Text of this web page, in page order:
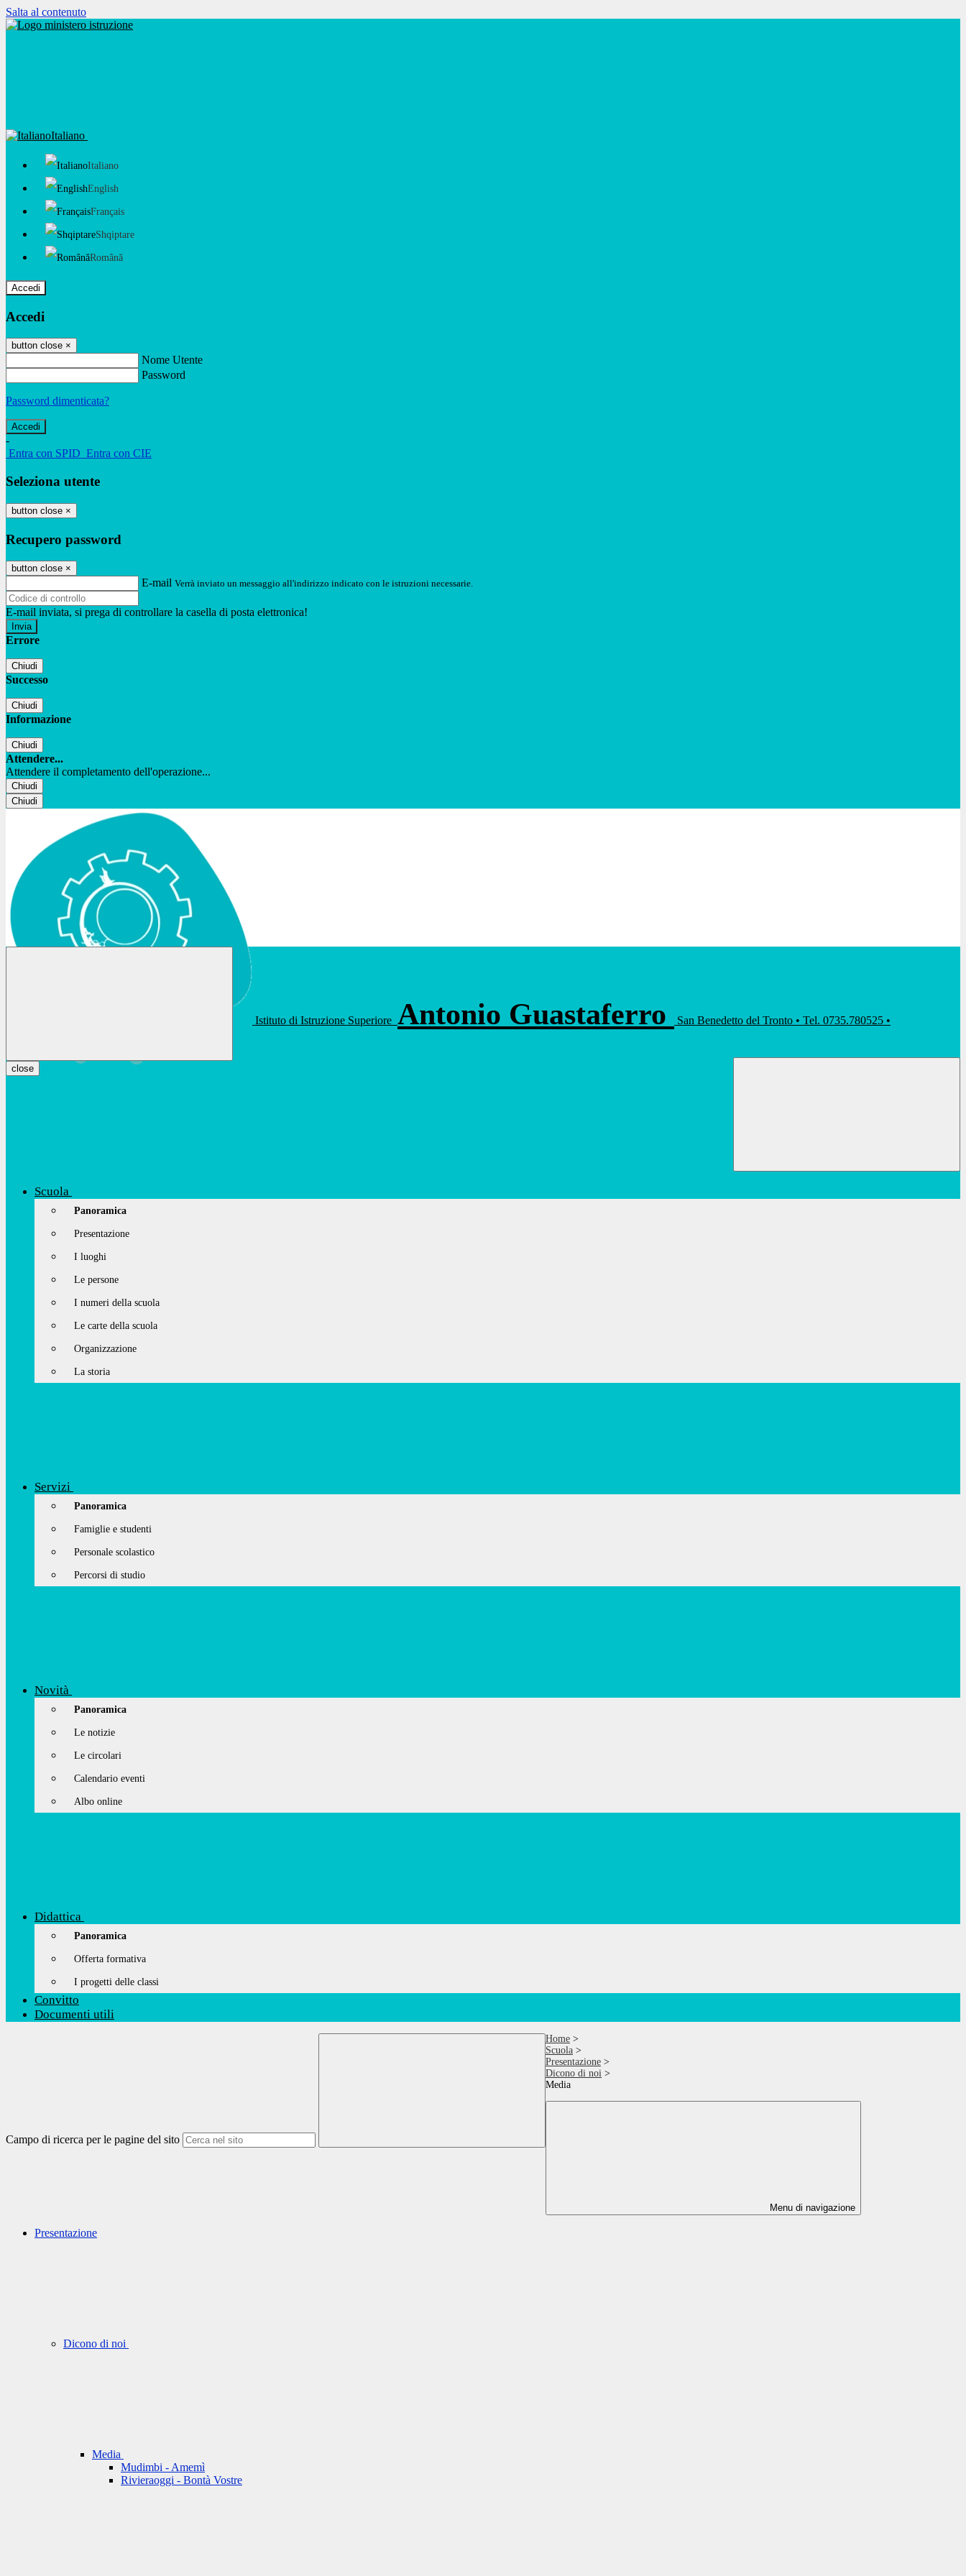
Salta al contenuto
Italiano
Italiano
English
Français
Shqiptare
Română
Accedi
Accedi
button close ×
Nome Utente
Password
Password dimenticata?
-
Entra con SPID Entra con CIE
Seleziona utente
button close ×
Recupero password
button close ×
E-mail Verrà inviato un messaggio all'indirizzo indicato con le istruzioni necessarie.
E-mail inviata, si prega di controllare la casella di posta elettronica!
Errore
Chiudi
Successo
Chiudi
Informazione
Chiudi
Attendere...
Attendere il completamento dell'operazione...
Chiudi
Chiudi
Istituto di Istruzione Superiore Antonio Guastaferro
San Benedetto del Tronto • Tel. 0735.780525 •
close
Scuola
Panoramica
Presentazione
I luoghi
Le persone
I numeri della scuola
Le carte della scuola
Organizzazione
La storia
Servizi
Panoramica
Famiglie e studenti
Personale scolastico
Percorsi di studio
Novità
Panoramica
Le notizie
Le circolari
Calendario eventi
Albo online
Didattica
Panoramica
Offerta formativa
I progetti delle classi
Convitto
Documenti utili
Campo di ricerca per le pagine del sito
Home >
Scuola >
Presentazione >
Dicono di noi >
Media
Menu di navigazione
Presentazione
Dicono di noi
Media
Mudimbi - Amemì
Rivieraoggi - Bontà Vostre